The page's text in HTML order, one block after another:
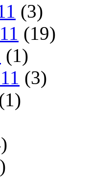
(3)
(19)
(1)
(3)